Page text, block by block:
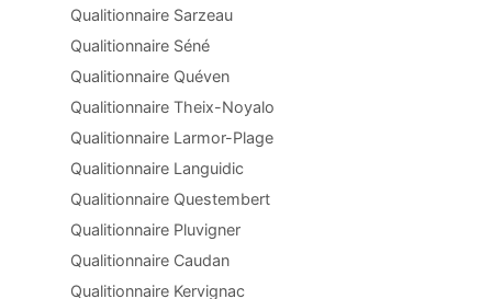
Qualitionnaire Sarzeau
Qualitionnaire Séné
Qualitionnaire Quéven
Qualitionnaire Theix-Noyalo
Qualitionnaire Larmor-Plage
Qualitionnaire Languidic
Qualitionnaire Questembert
Qualitionnaire Pluvigner
Qualitionnaire Caudan
Qualitionnaire Kervignac